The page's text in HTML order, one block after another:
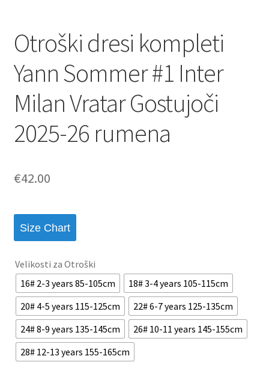
Otroški dresi kompleti
Yann Sommer #1 Inter
Milan Vratar Gostujoči
2025-26 rumena
€42.00
Size Chart
Velikosti za Otroški
16# 2-3 years 85-105cm
18# 3-4 years 105-115cm
20# 4-5 years 115-125cm
22# 6-7 years 125-135cm
24# 8-9 years 135-145cm
26# 10-11 years 145-155cm
28# 12-13 years 155-165cm